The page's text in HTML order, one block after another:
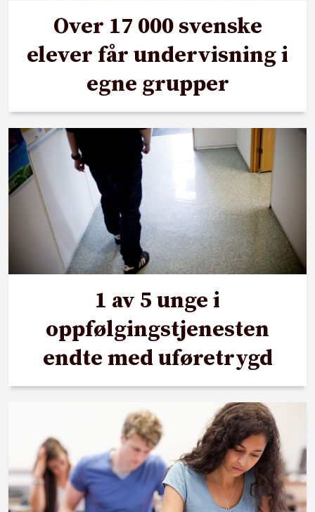
Over 17 000 svenske
elever får undervisning i
egne grupper
1 av 5 unge i
oppfølgingstjenesten
endte med uføretrygd